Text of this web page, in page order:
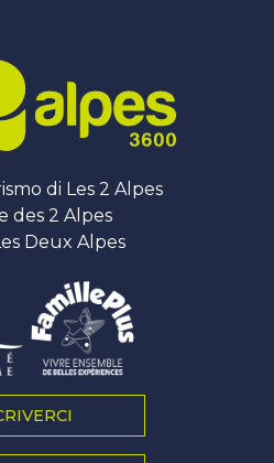
di Les 2 Alpes
des 2 Alpes
Deux Alpes